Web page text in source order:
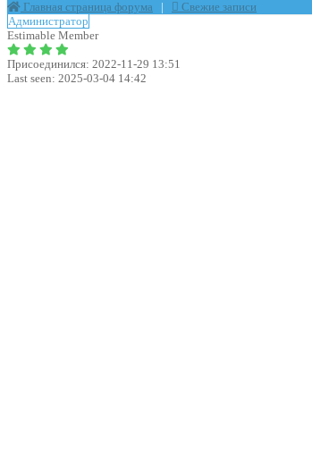
Главная страница форума |
Свежие записи
Администратор
Estimable Member
Присоединился: 2022-11-29 13:51
Last seen: 2025-03-04 14:42